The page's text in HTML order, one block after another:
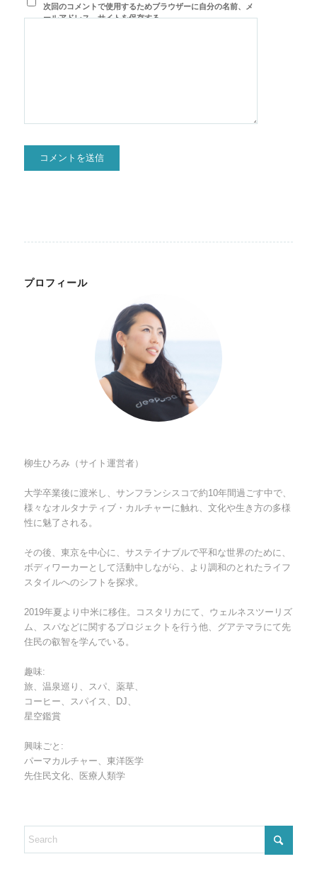
次回のコメントで使用するためブラウザーに自分の名前、メ
ールアドレス、サイトを保存する。
プロフィール
柳生ひろみ（サイト運営者）
大学卒業後に渡米し、サンフランシスコで約10年間過ごす中で、
様々なオルタナティブ・カルチャーに触れ、文化や生き方の多様
性に魅了される。
その後、東京を中心に、サステイナブルで平和な世界のために、
ボディワーカーとして活動中しながら、より調和のとれたライフ
スタイルへのシフトを探求。
2019年夏より中米に移住。コスタリカにて、ウェルネスツーリズ
ム、スパなどに関するプロジェクトを行う他、グアテマラにて先
住民の叡智を学んでいる。
趣味:
旅、温泉巡り、スパ、薬草、
コーヒー、スパイス、DJ、
星空鑑賞
興味ごと:
パーマカルチャー、東洋医学
先住民文化、医療人類学